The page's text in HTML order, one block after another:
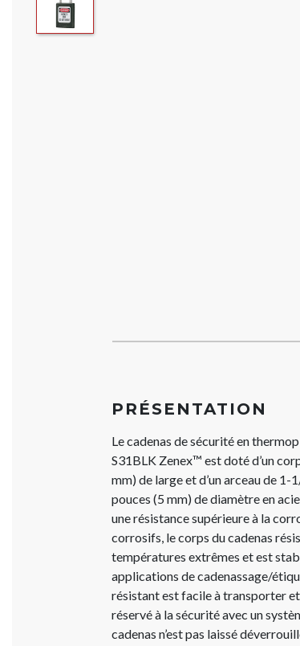
PRÉSENTATION
Le cadenas de sécurité en
S31BLK Zenex™ est doté d’un
mm) de large et d’un arceau de
pouces (5 mm) de diamètre en
une résistance supérieure à la
corrosifs, le corps du cadenas
températures extrêmes et est
applications de cadenassage/
résistant est facile à transporter et
réservé à la sécurité avec un
cadenas n’est pas laissé